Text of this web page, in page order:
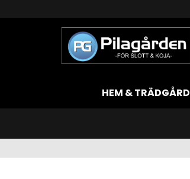
HEM & TRÄDGÅRD